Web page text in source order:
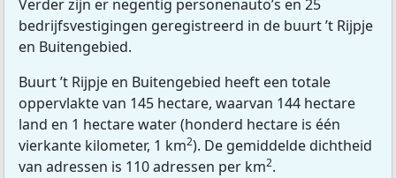
Verder zijn er negentig personenauto’s en 25
bedrijfsvestigingen geregistreerd in de buurt ’t Rijpje
en Buitengebied.
Buurt ’t Rijpje en Buitengebied heeft een totale
oppervlakte van 145 hectare, waarvan 144 hectare
land en 1 hectare water (honderd hectare is één
vierkante kilometer, 1 km2). De gemiddelde dichtheid
van adressen is 110 adressen per km2.